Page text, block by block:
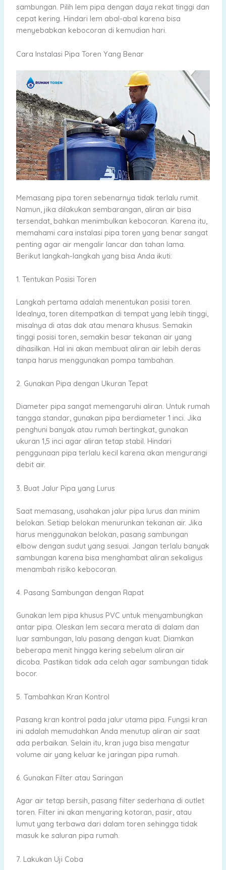
sambungan. Pilih lem pipa dengan daya rekat tinggi dan
cepat kering. Hindari lem abal-abal karena bisa
menyebabkan kebocoran di kemudian hari.
Cara Instalasi Pipa Toren Yang Benar
Memasang pipa toren sebenarnya tidak terlalu rumit.
Namun, jika dilakukan sembarangan, aliran air bisa
tersendat, bahkan menimbulkan kebocoran. Karena itu,
memahami cara instalasi pipa toren yang benar sangat
penting agar air mengalir lancar dan tahan lama.
Berikut langkah-langkah yang bisa Anda ikuti:
1. Tentukan Posisi Toren
Langkah pertama adalah menentukan posisi toren.
Idealnya, toren ditempatkan di tempat yang lebih tinggi,
misalnya di atas dak atau menara khusus. Semakin
tinggi posisi toren, semakin besar tekanan air yang
dihasilkan. Hal ini akan membuat aliran air lebih deras
tanpa harus menggunakan pompa tambahan.
2. Gunakan Pipa dengan Ukuran Tepat
Diameter pipa sangat memengaruhi aliran. Untuk rumah
tangga standar, gunakan pipa berdiameter 1 inci. Jika
penghuni banyak atau rumah bertingkat, gunakan
ukuran 1,5 inci agar aliran tetap stabil. Hindari
penggunaan pipa terlalu kecil karena akan mengurangi
debit air.
3. Buat Jalur Pipa yang Lurus
Saat memasang, usahakan jalur pipa lurus dan minim
belokan. Setiap belokan menurunkan tekanan air. Jika
harus menggunakan belokan, pasang sambungan
elbow dengan sudut yang sesuai. Jangan terlalu banyak
sambungan karena bisa menghambat aliran sekaligus
menambah risiko kebocoran.
4. Pasang Sambungan dengan Rapat
Gunakan lem pipa khusus PVC untuk menyambungkan
antar pipa. Oleskan lem secara merata di dalam dan
luar sambungan, lalu pasang dengan kuat. Diamkan
beberapa menit hingga kering sebelum aliran air
dicoba. Pastikan tidak ada celah agar sambungan tidak
bocor.
5. Tambahkan Kran Kontrol
Pasang kran kontrol pada jalur utama pipa. Fungsi kran
ini adalah memudahkan Anda menutup aliran air saat
ada perbaikan. Selain itu, kran juga bisa mengatur
volume air yang keluar ke jaringan pipa rumah.
6. Gunakan Filter atau Saringan
Agar air tetap bersih, pasang filter sederhana di outlet
toren. Filter ini akan menyaring kotoran, pasir, atau
lumut yang terbawa dari dalam toren sehingga tidak
masuk ke saluran pipa rumah.
7. Lakukan Uji Coba